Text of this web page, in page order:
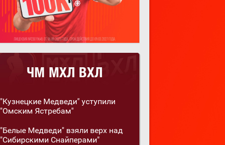
"Кузнецкие Медведи" уступили
"Омским Ястребам"
"Белые Медведи" взяли верх над
"Сибирскими Снайперами"